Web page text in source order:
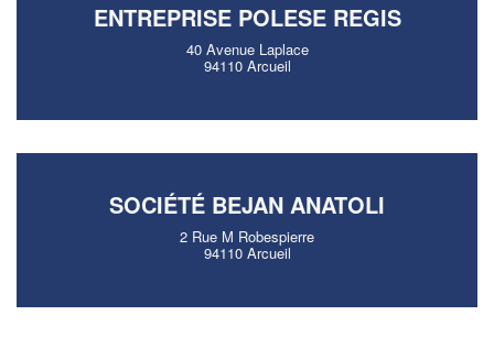
ENTREPRISE POLESE REGIS
40 Avenue Laplace
94110 Arcueil
SOCIÉTÉ BEJAN ANATOLI
2 Rue M Robespierre
94110 Arcueil